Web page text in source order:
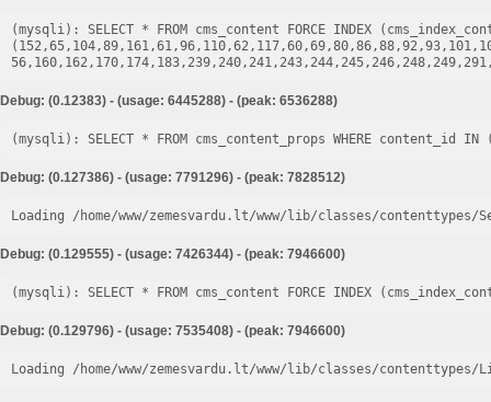
(mysqli): SELECT * FROM cms_content FORCE INDEX
Debug: (0.12383) - (usage: 6445288) - (peak: 6536288)
Debug: (0.127386) - (usage: 7791296) - (peak: 7828512)
Loading /home/www/zemesvardu.lt/www/lib/classes/
Debug: (0.129555) - (usage: 7426344) - (peak: 7946600)
Debug: (0.129796) - (usage: 7535408) - (peak: 7946600)
Loading /home/www/zemesvardu.lt/www/lib/classes/